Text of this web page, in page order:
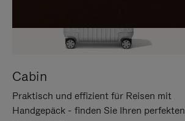
Cabin
Praktisch und effizient für Reisen mit
Handgepäck - finden Sie Ihren perfekten